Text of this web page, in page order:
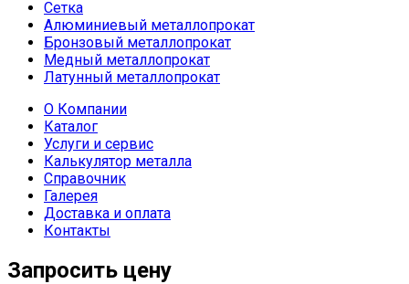
Сетка
Алюминиевый металлопрокат
Бронзовый металлопрокат
Медный металлопрокат
Латунный металлопрокат
О Компании
Каталог
Услуги и сервис
Калькулятор металла
Справочник
Галерея
Доставка и оплата
Контакты
Запросить цену